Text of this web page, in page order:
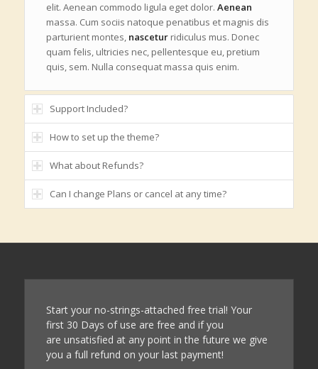
elit. Aenean commodo ligula eget dolor. Aenean
massa. Cum sociis natoque penatibus et magnis dis
parturient montes, nasceturridiculus mus. Donec
quam felis, ultricies nec, pellentesque eu, pretium
quis, sem. Nulla consequat massa quis enim.
Support Included?
How to set up the theme?
What about Refunds?
Can I change Plans or cancel at any time?
Start your no-strings-attached free trial! Your
first 30 Days of use are free and if you
are unsatisfied at any point in the future we give
you a full refund on your last payment!